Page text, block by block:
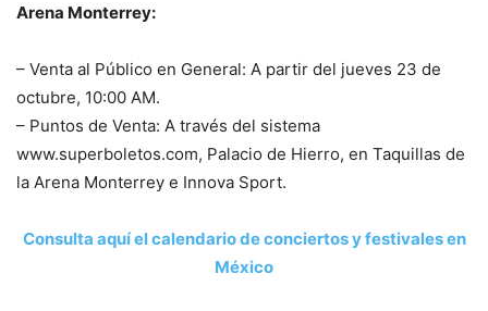
Arena Monterrey:
– Venta al Público en General: A partir del jueves 23 de
octubre, 10:00 AM.
– Puntos de Venta: A través del sistema
www.superboletos.com, Palacio de Hierro, en Taquillas de
la Arena Monterrey e Innova Sport.
Consulta aquí el calendario de conciertos y festivales en
México